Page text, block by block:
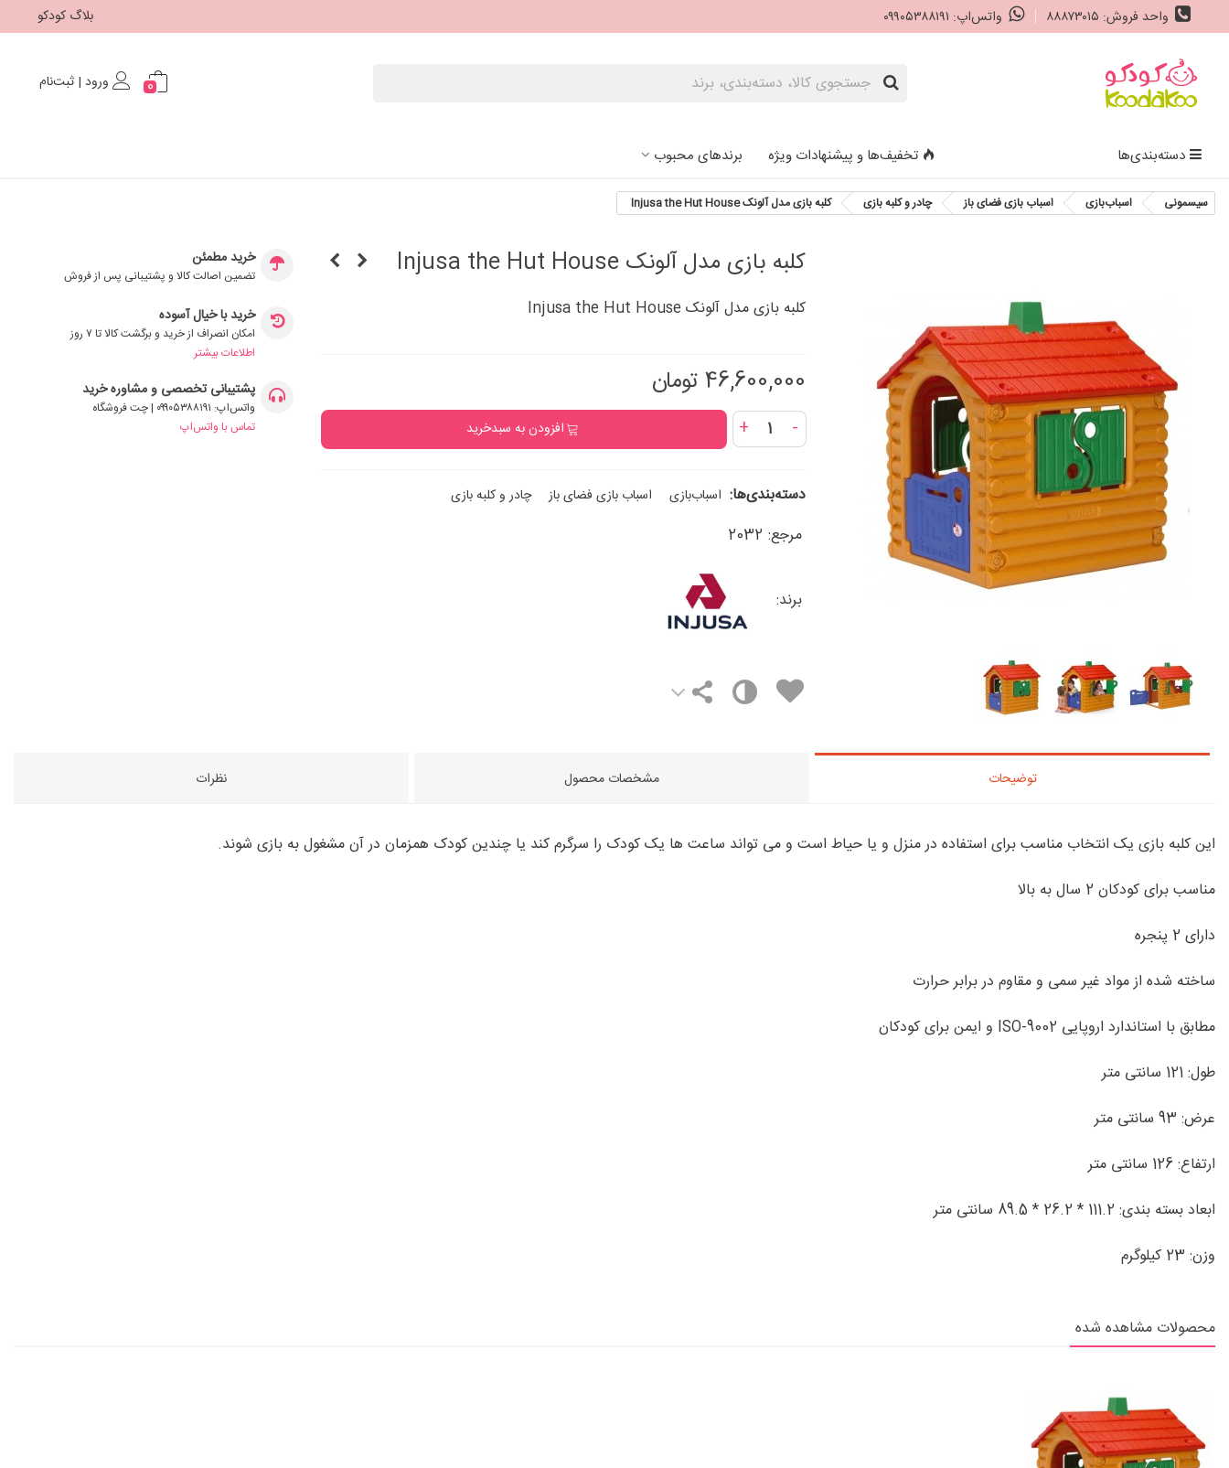
واحد فروش: ۸۸۸۷۳۰۱۵ واتس‌اپ: ۰۹۹۰۵۳۸۸۱۹۱ بلاگ کودکو
0 ورود | ثبت‌نام
دسته‌بندی‌ها تخفیف‌ها و پیشنهادات ویژه برندهای محبوب
سیسمونی اسباب‌بازی اسباب بازی فضای باز چادر و کلبه بازی کلبه بازی مدل آلونک Injusa the Hut House
کلبه بازی مدل آلونک Injusa the Hut House
کلبه بازی مدل آلونک Injusa the Hut House
46,600,000 تومان
-
+ افزودن به سبدخرید
دسته‌بندی‌ها: اسباب‌بازی اسباب بازی فضای باز چادر و کلبه بازی
مرجع: 2032
برند:
خرید مطمئن
تضمین اصالت کالا و پشتیبانی پس از فروش
خرید با خیال آسوده
امکان انصراف از خرید و برگشت کالا تا ۷ روز
اطلاعات بیشتر
پشتیبانی تخصصی و مشاوره خرید
واتس‌اپ: ۰۹۹۰۵۳۸۸۱۹۱ | چت فروشگاه
تماس با واتس‌اپ
توضیحات مشخصات محصول نظرات
این کلبه بازی یک انتخاب مناسب برای استفاده در منزل و یا حیاط است و می تواند ساعت ها یک کودک را سرگرم کند یا چندین کودک همزمان در آن مشغول به بازی شوند.
مناسب برای کودکان 2 سال به بالا
دارای 2 پنجره
ساخته شده از مواد غیر سمی و مقاوم در برابر حرارت
مطابق با استاندارد اروپایی ISO-9002 و ایمن برای کودکان
طول: 121 سانتی متر
عرض: 93 سانتی متر
ارتفاع: 126 سانتی متر
ابعاد بسته بندی: 111.2 * 26.2 * 89.5 سانتی متر
وزن: 23 کیلوگرم
محصولات مشاهده شده